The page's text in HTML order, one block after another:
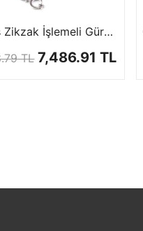
Kafes Zikzak İşlemeli Gürcistan Oltu Tesbih
TL 7,486.91 TL